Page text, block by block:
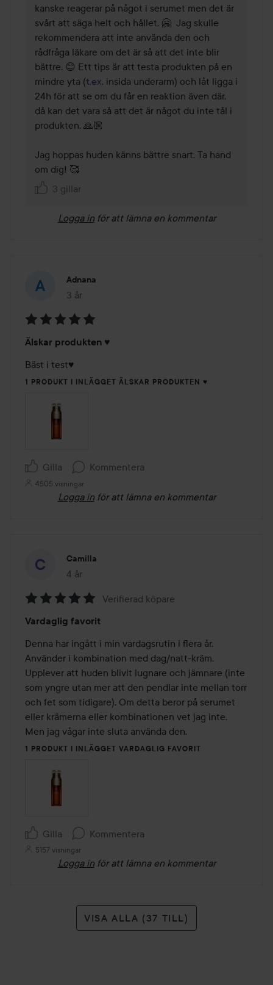
kanske reagerar på något i serumet men det är
svårt att säga helt och hållet. 🤗  Jag skulle
rekommendera att inte använda den och
rådfråga läkare om det är så att det inte blir
bättre. 😊 Ett tips är att testa produkten på en
mindre yta (t.ex. insida underarm) och låt ligga i
24h för att se om du får en reaktion även där,
då kan det vara så att det är något du inte tål i
produkten. 🙏🏼
Jag hoppas huden känns bättre snart. Ta hand
om dig! 🥰
3 gillar
Logga in för att lämna en kommentar
Adnana
3 år
Inlägget skapades 3 år
5
av
5
Älskar produkten ♥️
Bäst i test♥️
1 PRODUKT I INLÄGGET ÄLSKAR PRODUKTEN ♥️
Gilla Kommentera
4505 visningar
Logga in för att lämna en kommentar
Camilla
4 år
Inlägget skapades 4 år
5
av
5
Verifierad köpare
Vardaglig favorit
Denna har ingått i min vardagsrutin i flera år.
Använder i kombination med dag/natt-kräm.
Upplever att huden blivit lugnare och jämnare (inte
som yngre utan mer att den pendlar inte mellan torr
och fet som tidigare). Om detta beror på serumet
eller krämerna eller kombinationen vet jag inte.
Men jag vågar inte sluta använda den.
1 PRODUKT I INLÄGGET VARDAGLIG FAVORIT
Gilla Kommentera
5157 visningar
Logga in för att lämna en kommentar
VISA ALLA (37 TILL)